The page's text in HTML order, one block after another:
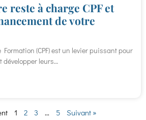
reste à charge CPF et
de votre
Formation (CPF) est un levier puissant pour
développer leurs…
1 2 3 … 5 Suivant »